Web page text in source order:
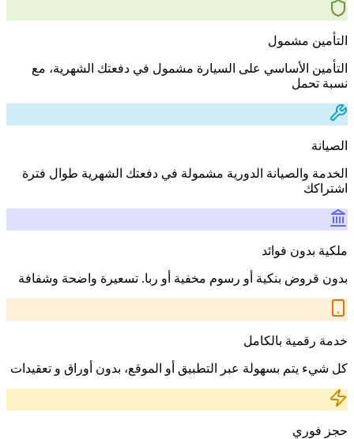
التأمين مشمول
التأمين الأساسي على السيارة مشمول في دفعتك الشهرية، مع
نسبة تحمل
الصيانة
الخدمة والصيانة الدورية مشمولة في دفعتك الشهرية طوال فترة
اشتراكك
ملكية بدون فوائد
بدون قروض بنكية أو رسوم مخفية أو ربا. تسعيرة واضحة وشفافة
خدمة رقمية بالكامل
كل شيء يتم بسهولة عبر التطبيق أو الموقع، بدون أوراق و تعقيدات
حجز فوري